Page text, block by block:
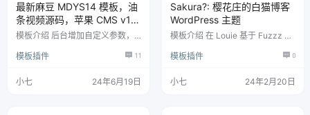
最新麻豆 MDYS14 模板，油
条视频源码，苹果 CMS v10
模板，附搭建教程
模板介绍 后台增加自定义参数，
值。 视频，演员，专题，收藏，
不再只显示单一的主分类。 直接
模板插件 11
小七 24年6月19日
Sakura?: 樱花庄的白猫博客
WordPress 主题
模板介绍 在 Louie 基于 Fuzzz 的
上三次修改 =.= 两位前辈做得已经
的代码弄得凌乱不堪吧 ? 注意：建
模板插件 0
小七 24年2月20日